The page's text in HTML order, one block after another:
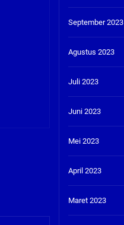
September 2023
Agustus 2023
Juli 2023
Juni 2023
Mei 2023
April 2023
Maret 2023